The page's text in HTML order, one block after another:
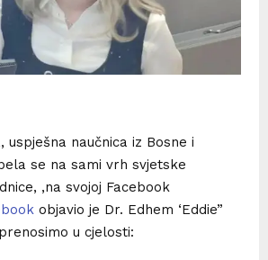
uspješna naučnica iz Bosne i
se na sami vrh svjetske
,na svojoj Facebook
objavio je Dr. Edhem ‘Eddie”
u cjelosti: